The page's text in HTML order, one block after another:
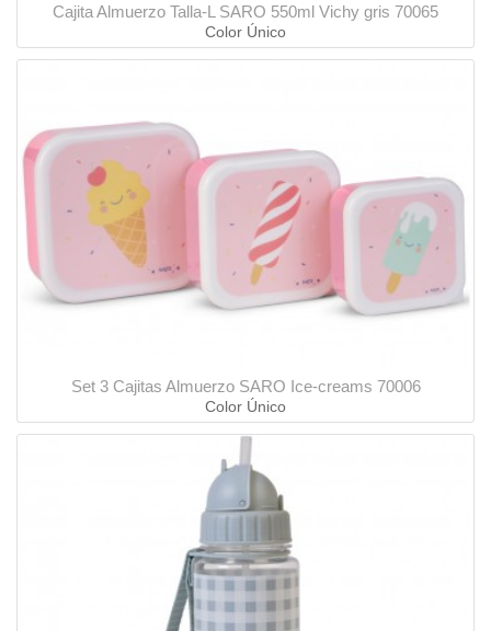
Cajita Almuerzo Talla-L SARO 550ml Vichy gris 70065
Color Único
Set 3 Cajitas Almuerzo SARO Ice-creams 70006
Color Único